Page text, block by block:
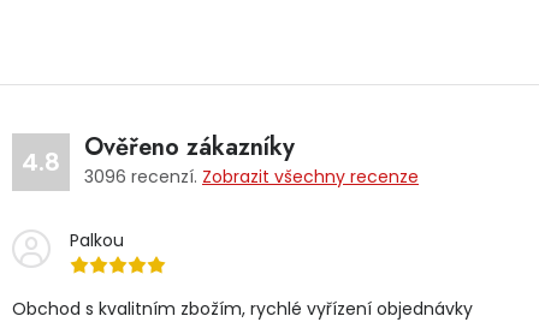
4.8 Ověřeno zákazníky
3096 recenzí. Zobrazit všechny recenze
Palkou
Obchod s kvalitním zbožím, rychlé vyřízení objednávky